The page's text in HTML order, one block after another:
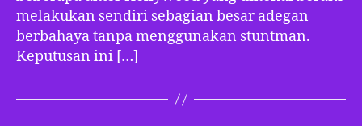
melakukan sendiri sebagian besar adegan
berbahaya tanpa menggunakan stuntman.
Keputusan ini […]